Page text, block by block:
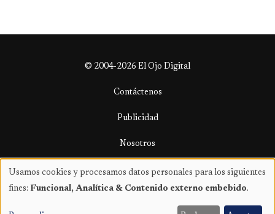
© 2004-2026 El Ojo Digital
Contáctenos
Publicidad
Nosotros
Términos y condiciones
Uso
Usamos cookies y procesamos datos personales para los siguientes
fines: Funcional, Analítica & Contenido externo embebido.